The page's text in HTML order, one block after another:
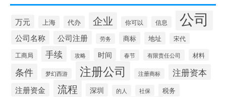
万元 上海 代办 企业 你可以 信息 公司
公司名称 公司注册 劳务 商标 地址 宋代
工商局 手续 攻略 时间 春节 有限责任公司 材料
条件 梦幻西游 注册公司 注册商标 注册资本
注册资金 流程 深圳 的人 社保 税务